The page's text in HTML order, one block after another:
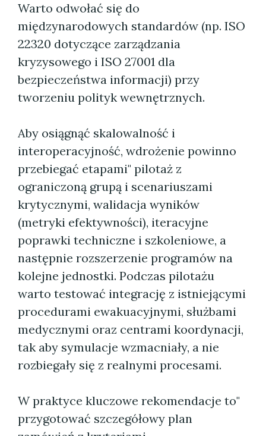
Warto odwołać się do
międzynarodowych standardów (np. ISO
22320 dotyczące zarządzania
kryzysowego i ISO 27001 dla
bezpieczeństwa informacji) przy
tworzeniu polityk wewnętrznych.
Aby osiągnąć skalowalność i
interoperacyjność, wdrożenie powinno
przebiegać etapami" pilotaż z
ograniczoną grupą i scenariuszami
krytycznymi, walidacja wyników
(metryki efektywności), iteracyjne
poprawki techniczne i szkoleniowe, a
następnie rozszerzenie programów na
kolejne jednostki. Podczas pilotażu
warto testować integrację z istniejącymi
procedurami ewakuacyjnymi, służbami
medycznymi oraz centrami koordynacji,
tak aby symulacje wzmacniały, a nie
rozbiegały się z realnymi procesami.
W praktyce kluczowe rekomendacje to"
przygotować szczegółowy plan